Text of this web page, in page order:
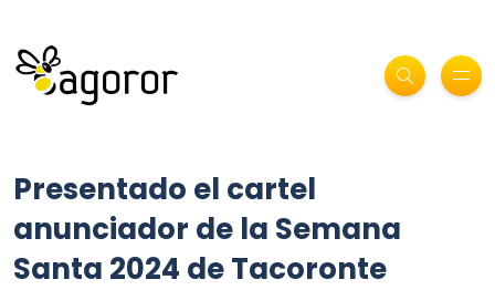
Presentado el cartel
anunciador de la Semana
Santa 2024 de Tacoronte